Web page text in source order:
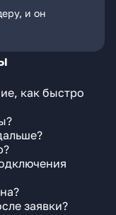
и он
как быстро
заявки?